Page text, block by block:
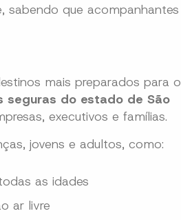
sabendo que acompanhantes
mais preparados para o
seguras do estado de São
executivos e famílias.
jovens e adultos, como:
as idades
ar livre